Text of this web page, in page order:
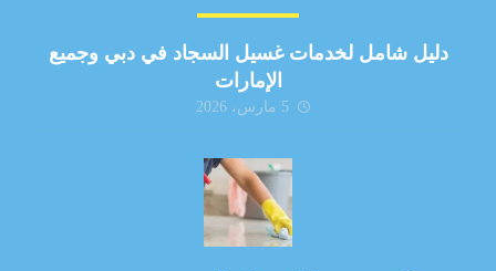
دليل شامل لخدمات غسيل السجاد في دبي وجميع
الإمارات
5 مارس، 2026